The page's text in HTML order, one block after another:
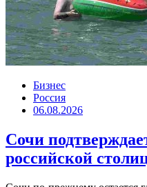
Бизнес
Россия
06.08.2026
Сочи
российской